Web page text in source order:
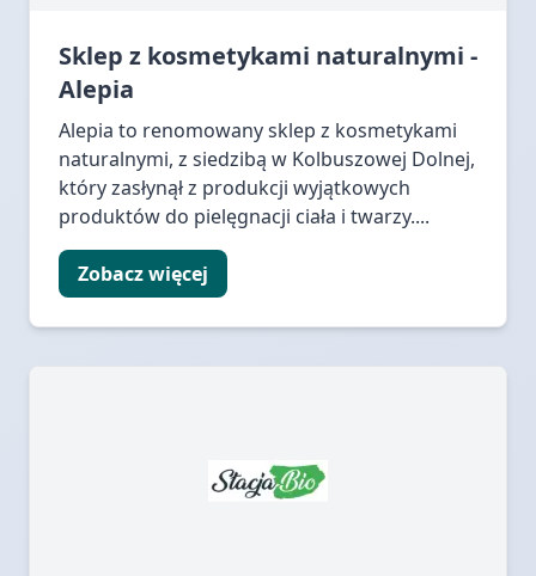
Sklep z kosmetykami naturalnymi -
Alepia
Alepia to renomowany sklep z kosmetykami
naturalnymi, z siedzibą w Kolbuszowej Dolnej,
który zasłynął z produkcji wyjątkowych
produktów do pielęgnacji ciała i twarzy....
Zobacz więcej